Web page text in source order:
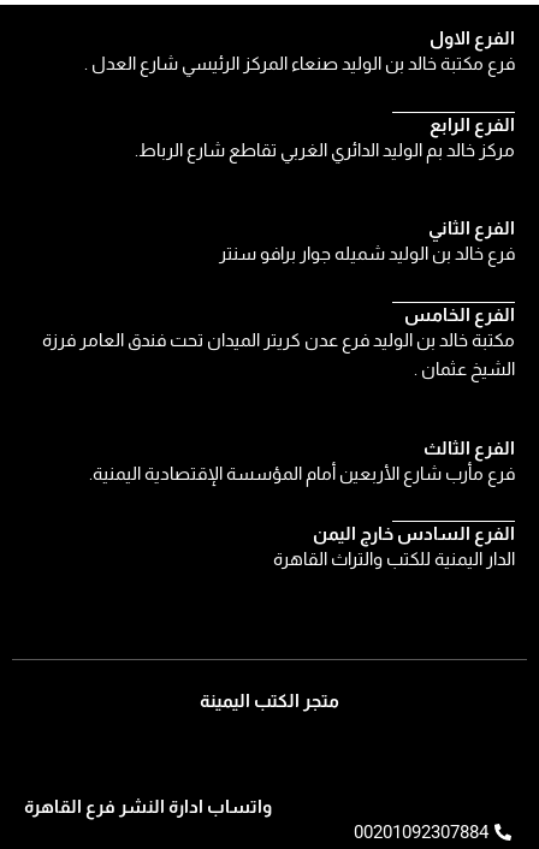
الفرع الثالث
فرع مأرب شارع الأربعين أمام المؤسسة الإقتصادية اليمنية.
الفرع السادس خارج اليمن
الدار اليمنية للكتب والتراث القاهرة
الفرع الثاني
فرع خالد بن الوليد شميله جوار برافو سنتر
الفرع الخامس
مكتبة خالد بن الوليد فرع عدن كريتر الميدان تحت فندق العامر فرزة
الشيخ عثمان .
الفرع الاول
فرع مكتبة خالد بن الوليد صنعاء المركز الرئيسي شارع العدل .
الفرع الرابع
مركز خالد بم الوليد الدائري الغربي تقاطع شارع الرباط.
متجر الكتب اليمينة
واتساب ادارة النشر فرع القاهرة
00201092307884